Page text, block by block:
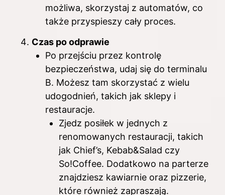
możliwa, skorzystaj z automatów, co
także przyspieszy cały proces.
Czas po odprawie
Po przejściu przez kontrolę
bezpieczeństwa, udaj się do terminalu
B. Możesz tam skorzystać z wielu
udogodnień, takich jak sklepy i
restauracje.
Zjedz posiłek w jednych z
renomowanych restauracji, takich
jak Chief’s, Kebab&Salad czy
So!Coffee. Dodatkowo na parterze
znajdziesz kawiarnie oraz pizzerie,
które również zapraszają.